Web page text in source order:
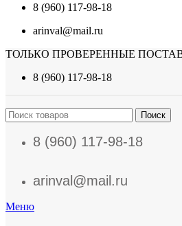
8 (960) 117-98-18
arinval@mail.ru
ТОЛЬКО ПРОВЕРЕННЫЕ
8 (960) 117-98-18
Поиск
8 (960) 117-98-18
arinval@mail.ru
Меню